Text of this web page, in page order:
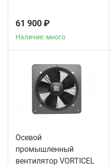
61 900 ₽
Наличие: много
Осевой
промышленный
вентилятор VORTICEL